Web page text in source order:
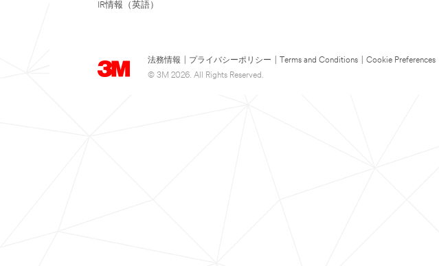
IR情報（英語）
法務情報 プライバシーポリシー Terms and Conditions
Cookie Preferences
© 3M 2026. All Rights Reserved.